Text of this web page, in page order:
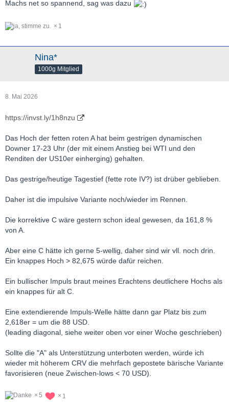
Machs net so spannend, sag was dazu
1
Nina*
1000g Mitglied
8. Mai 2026
https://invst.ly/1h8nzu
Das Hoch der fetten roten A hat beim gestrigen dynamischen
Downer 17-23 Uhr (der mit einem Anstieg bei WTI und den
Renditen der US10er einherging) gehalten.
Das gestrige/heutige Tagestief (fette rote IV?) ist drüber geblieben.
Daher ist die impulsive Variante noch/wieder im Rennen.
Die korrektive C wäre gestern schon ideal gewesen, da 161,8 %
von A.
Aber eine C hätte ich gerne 5-wellig, daher sind wir vll. noch drin.
Ein knappes Hoch > 82,675 würde dafür reichen.
Ein bullischer Impuls braut meines Erachtens deutlichere Hochs als
ein knappes für alt C.
Eine extendierende Impuls-Welle hätte dann gar Platz bis zum
2,618er = um die 88 USD.
(leading diagonal, siehe weiter oben vor einer Woche geschrieben)
Sollte die "A" als Unterstützung unterboten werden, würde ich
wieder mit höherem CRV die mehrfach gepostete bärische Variante
favorisieren (neue Zwischen-lows < 70 USD).
5 1